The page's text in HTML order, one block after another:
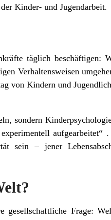
Kinder- und Jugendarbeit.
täglich beschäftigen:
Verhaltensweisen
von Kindern und
sondern
aufgearbeitet“ .
sein – jener
Frage: